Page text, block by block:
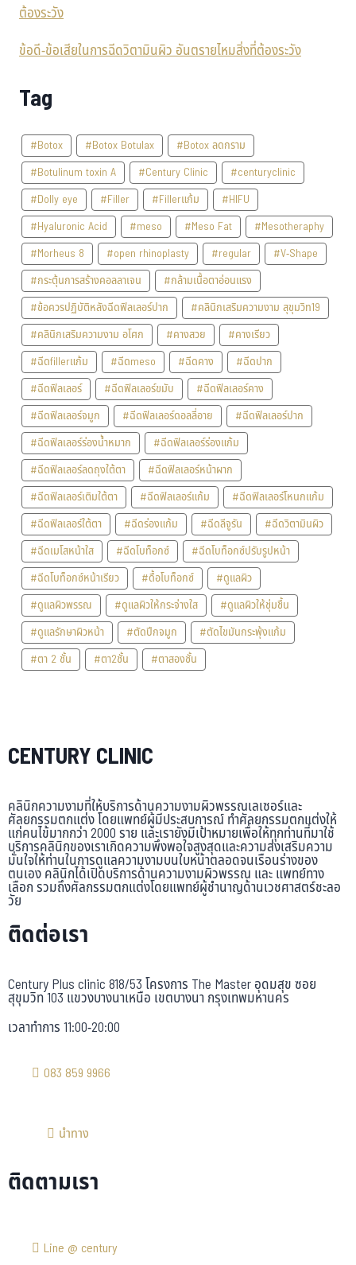
ข้อดี-ข้อเสียในการฉีดวิตามินผิว อันตรายไหมสิ่งที่ต้องระวัง
Tag
#Botox #Botox Botulax
#Botox ลดกราม
#Botulinum toxin A
#Century Clinic
#centuryclinic
#Dolly eye
#Filler #Fillerแก้ม
#HIFU
#Hyaluronic Acid
#meso #Meso Fat
#Mesotheraphy
#Morheus 8
#open rhinoplasty #regular
#V-Shape
#กระตุ้นการสร้างคอลลาเจน
#กล้ามเนื้อตาอ่อนแรง
#ข้อควรปฏิบัติหลังฉีดฟิลเลอร์ปาก
#คลินิกเสริมความงาม สุขุมวิท19
#คลินิกเสริมความงาม อโศก
#คางสวย
#คางเรียว
#ฉีดfillerแก้ม
#ฉีดmeso #ฉีดคาง
#ฉีดปาก
#ฉีดฟิลเลอร์
#ฉีดฟิลเลอร์ขมับ
#ฉีดฟิลเลอร์คาง
#ฉีดฟิลเลอร์จมูก
#ฉีดฟิลเลอร์ดอลลี่อาย
#ฉีดฟิลเลอร์ปาก
#ฉีดฟิลเลอร์ร่องน้ำหมาก
#ฉีดฟิลเลอร์ร่องแก้ม
#ฉีดฟิลเลอร์ลดถุงใต้ตา
#ฉีดฟิลเลอร์หน้าผาก
#ฉีดฟิลเลอร์เติมใต้ตา
#ฉีดฟิลเลอร์แก้ม
#ฉีดฟิลเลอร์โหนกแก้ม
#ฉีดฟิลเลอร์ใต้ตา
#ฉีดร่องแก้ม #ฉีดลีจูรัน
#ฉีดวิตามินผิว
#ฉีดเมโสหน้าใส
#ฉีดโบท็อกซ์
#ฉีดโบท็อกซ์ปรับรูปหน้า
#ฉีดโบท็อกซ์หน้าเรียว
#ดื้อโบท็อกซ์
#ดูแลผิว
#ดูแลผิวพรรณ
#ดูแลผิวให้กระจ่างใส
#ดูแลผิวให้ชุ่มชื้น
#ดูแลรักษาผิวหน้า
#ตัดปีกจมูก
#ตัดไขมันกระพุ้งแก้ม
#ตา 2 ชั้น
#ตา2ชั้น #ตาสองชั้น
CENTURY CLINIC
คลินิกความงามที่ให้บริการด้านความงามผิวพรรณเลเซอร์และ
ศัลยกรรมตกแต่ง โดยแพทย์ผู้มีประสบการณ์ ทำศัลยกรรมตกแต่งให้
แก่คนไข้มากกว่า 2000 ราย และเรายังมีเป้าหมายเพื่อให้ทุกท่านที่มาใช้
บริการคลินิกของเราเกิดความพึงพอใจสูงสุดและความส่งเสริมความ
มั่นใจให้ท่านในการดูแลความงามบนใบหน้าตลอดจนเรือนร่างของ
ตนเอง คลินิกได้เปิดบริการด้านความงามผิวพรรณ และ แพทย์ทาง
เลือก รวมถึงศัลกรรมตกแต่งโดยแพทย์ผู้ชำนาญด้านเวชศาสตร์ชะลอ
วัย
ติดต่อเรา
Century Plus clinic 818/53 โครงการ The Master อุดมสุข ซอย
สุขุมวิท 103 แขวงบางนาเหนือ เขตบางนา กรุงเทพมหานคร
เวลาทำการ 11:00-20:00
083 859 9966
นำทาง
ติดตามเรา
Line @ century